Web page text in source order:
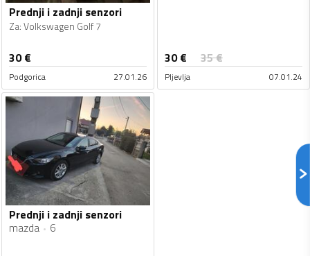
Prednji i zadnji senzori
Za:Volkswagen Golf 7
30€
Podgorica 27.01.26
30€ 35€
Pljevlja 07.01.24
Prednji i zadnji senzori
mazda 6